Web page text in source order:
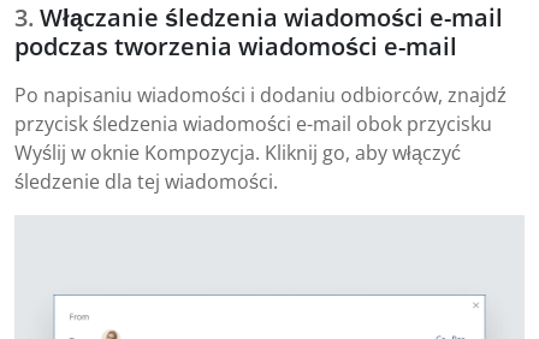
Włączanie śledzenia wiadomości e-mail
podczas tworzenia wiadomości e-mail
Po napisaniu wiadomości i dodaniu odbiorców, znajdź
przycisk śledzenia wiadomości e-mail obok przycisku
Wyślij w oknie Kompozycja. Kliknij go, aby włączyć
śledzenie dla tej wiadomości.